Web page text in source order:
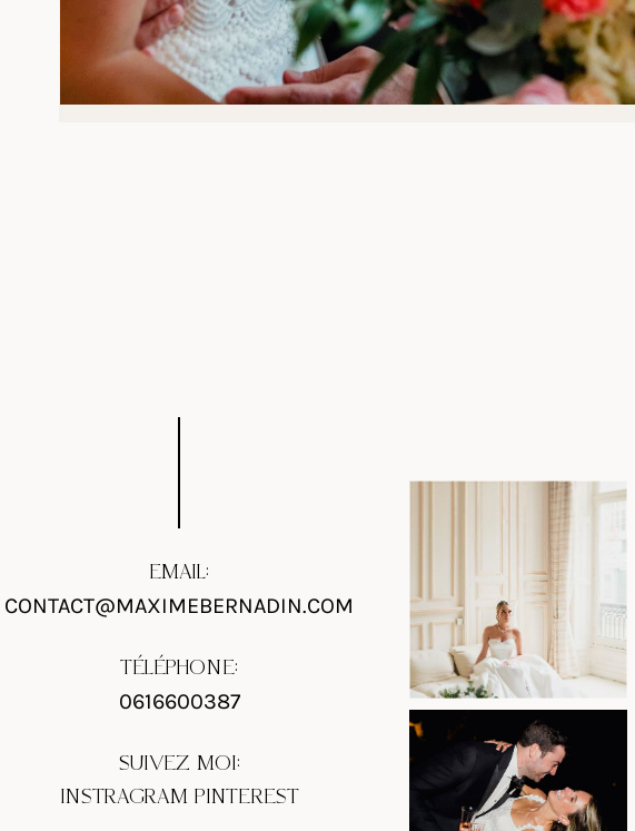
EMAIL:
CONTACT@MAXIMEBERNADIN.COM
TÉLÉPHONE:
0616600387
SUIVEZ MOI:
INSTRAGRAM PINTEREST